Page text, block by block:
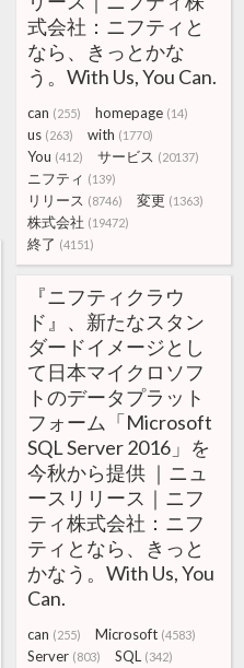
式会社：ニフティと
なら、きっとかな
う。With Us, You Can.
can (255) homepage (14)
us (263) with (1770)
You (412) サービス (20137)
ニフティ (139)
リリース (8746) 変更 (1363)
株式会社 (19472)
終了 (4151)
『ニフティクラウ
ド』、新たなスタン
ダードイメージとし
て日本マイクロソフ
トのデータプラット
フォーム「Microsoft
SQL Server 2016」を
今秋から提供 ｜ニュ
ースリリース｜ニフ
ティ株式会社：ニフ
ティとなら、きっと
かなう。With Us, You
Can.
can (255) Microsoft (4583)
Server (803) SQL (342)